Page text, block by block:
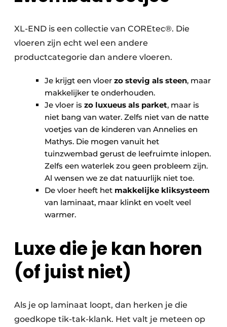
XL-END is een collectie van COREtec®. Die
vloeren zijn echt wel een andere
productcategorie dan andere vloeren.
Je krijgt een vloer zo stevig als steen, maar
makkelijker te onderhouden.
Je vloer is zo luxueus als parket, maar is
niet bang van water. Zelfs niet van de natte
voetjes van de kinderen van Annelies en
Mathys. Die mogen vanuit het
tuinzwembad gerust de leefruimte inlopen.
Zelfs een waterlek zou geen probleem zijn.
Al wensen we ze dat natuurlijk niet toe.
De vloer heeft het makkelijke kliksysteem
van laminaat, maar klinkt en voelt veel
warmer.
Luxe die je kan horen
(of juist niet)
Als je op laminaat loopt, dan herken je die
goedkope tik-tak-klank. Het valt je meteen op